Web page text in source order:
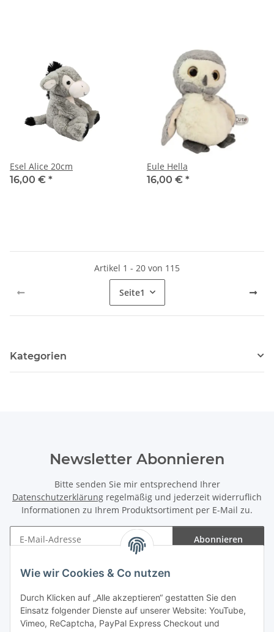
Wie wir Cookies & Co nutzen
Durch Klicken auf „Alle akzeptieren“ gestatten Sie den
Einsatz folgender Dienste auf unserer Website: YouTube,
Vimeo, ReCaptcha, PayPal Express Checkout und
Esel Alice 20cm
16,00 € *
Eule Hella
16,00 € *
Artikel 1 - 20 von 115
Seite1
Kategorien
Newsletter Abonnieren
Bitte senden Sie mir entsprechend Ihrer
Datenschutzerklärung regelmäßig und jederzeit widerruflich
Informationen zu Ihrem Produktsortiment per E-Mail zu.
Abonnieren
Gesetzliche Informationen